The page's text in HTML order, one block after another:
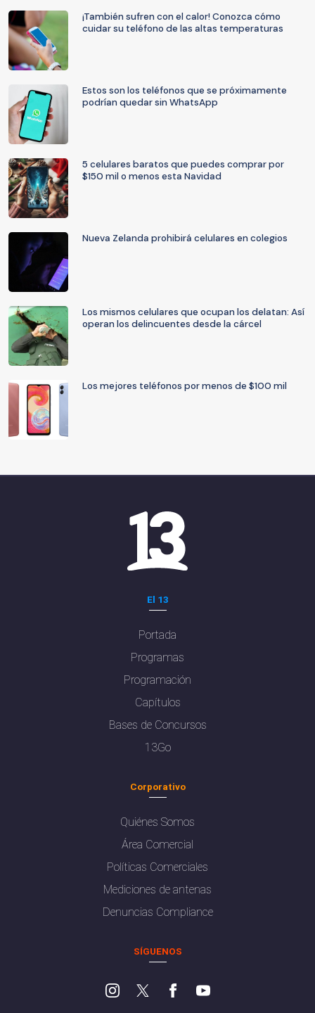
¡También sufren con el calor! Conozca cómo
cuidar su teléfono de las altas temperaturas
Estos son los teléfonos que se próximamente
podrían quedar sin WhatsApp
5 celulares baratos que puedes comprar por
$150 mil o menos esta Navidad
Nueva Zelanda prohibirá celulares en colegios
Los mismos celulares que ocupan los delatan: Así
operan los delincuentes desde la cárcel
Los mejores teléfonos por menos de $100 mil
El 13
Portada
Programas
Programación
Capítulos
Bases de Concursos
13Go
Corporativo
Quiénes Somos
Área Comercial
Políticas Comerciales
Mediciones de antenas
Denuncias Compliance
SÍGUENOS